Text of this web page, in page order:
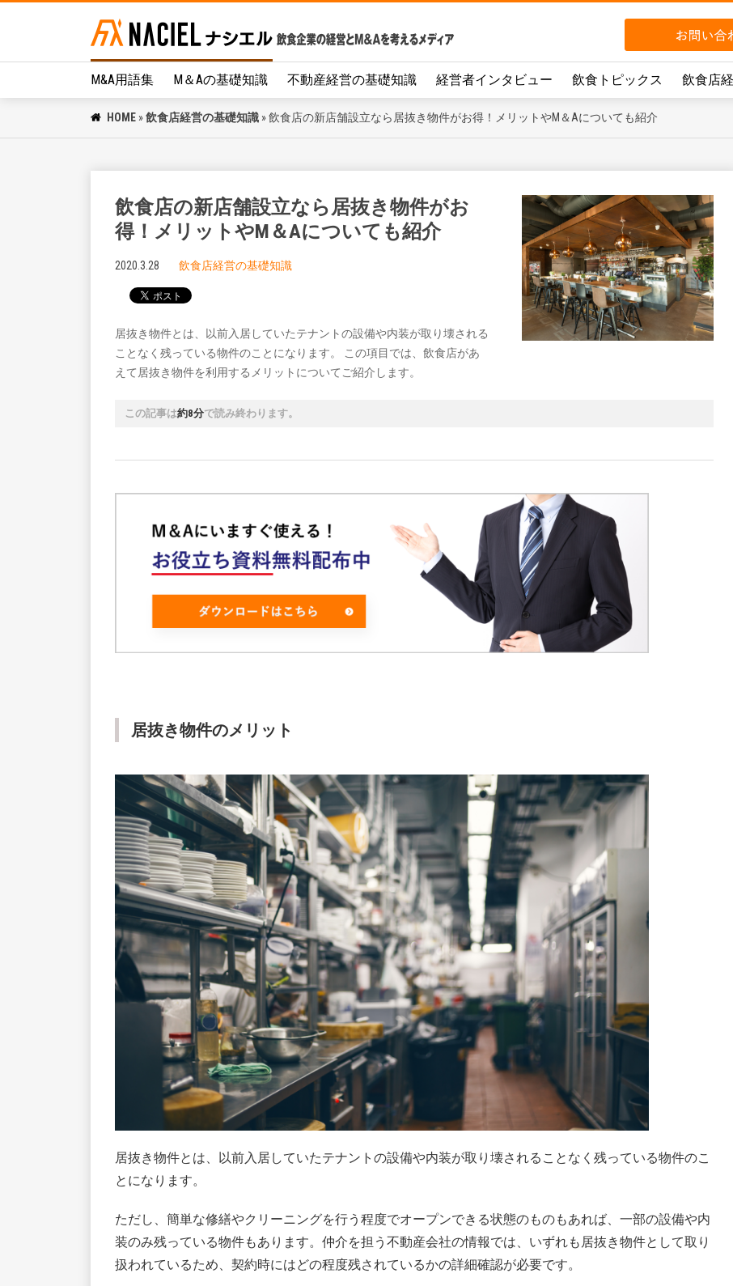
M&A用語集 M＆Aの基礎知識 不動産経営の基礎知識 経営者インタビュー 飲食トピックス 飲食店
HOME »飲食店経営の基礎知識 »飲食店の新店舗設立なら居抜き物件がお得！メリットやM＆Aについても紹介
飲食店の新店舗設立なら居抜き物件がお
得！メリットやM＆Aについても紹介
2020.3.28 飲食店経営の基礎知識
居抜き物件とは、以前入居していたテナントの設備や内装が取り壊される
ことなく残っている物件のことになります。 この項目では、飲食店があ
えて居抜き物件を利用するメリットについてご紹介します。
この記事は約8分で読み終わります。
居抜き物件のメリット
居抜き物件とは、以前入居していたテナントの設備や内装が取り壊されることなく残っている物件のこ
とになります。
ただし、簡単な修繕やクリーニングを行う程度でオープンできる状態のものもあれば、一部の設備や内
装のみ残っている物件もあります。仲介を担う不動産会社の情報では、いずれも居抜き物件として取り
扱われているため、契約時にはどの程度残されているかの詳細確認が必要です。